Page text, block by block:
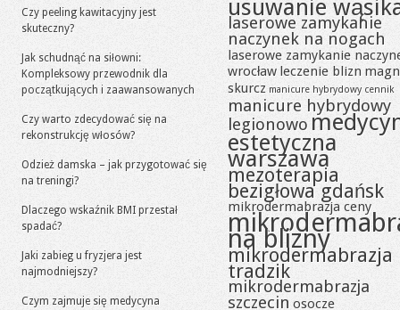
Czy peeling kawitacyjny jest
skuteczny?
Jak schudnąć na siłowni:
Kompleksowy przewodnik dla
początkujących i zaawansowanych
Czy warto zdecydować się na
rekonstrukcję włosów?
Odzież damska – jak przygotować się
na treningi?
Dlaczego wskaźnik BMI przestał
spadać?
Jaki zabieg u fryzjera jest
najmodniejszy?
Czym zajmuje się medycyna
usuwanie
laserowe zamykanie
naczynek na nogach
laserowe zamykanie
wrocław leczenie blizn
skurcz manicure hybrydowy cennik
manicure hybrydowy
legionowo
estetyczna
warszawa
mezoterapia
bezigłowa gdańsk
mikrodermabrazja ceny
na blizny
mikrodermabrazja
tradzik
mikrodermabrazja
szczecin osocze